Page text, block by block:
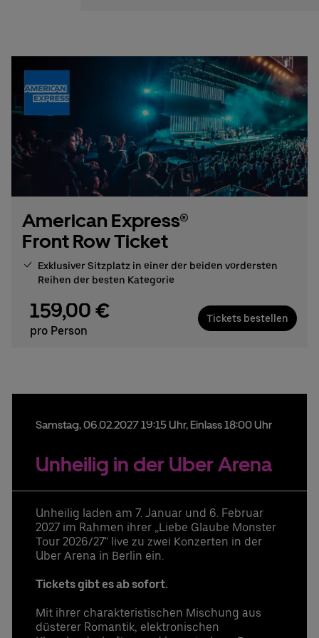
American Express®
Front Row Ticket
Exklusiver Sitzplatz in einer der beiden vordersten
Reihen der besten Kategorie
159,00 €
pro Person
Tickets bestellen
Samstag,06.02.202719:15 Uhr, Einlass 18:00 Uhr
Unheilig in der Uber Arena
Unheilig laden am 7. Januar und 6. Februar
2027 im Rahmen ihrer „Liebe Glaube Monster
Tour 2026/27" live zu zwei Konzerten in der
Uber Arena in Berlin ein.
Tickets gibt es ab sofort.
Mit ihrer charakteristischen Mischung aus
düsterer Romantik, elektronischen